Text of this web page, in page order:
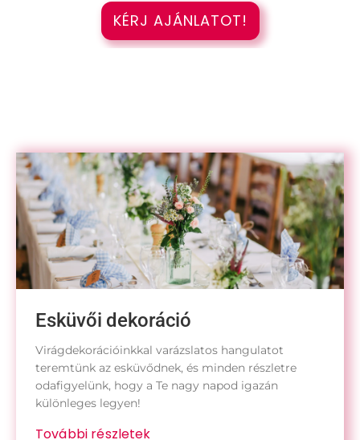
KÉRJ AJÁNLATOT!
Esküvői dekoráció
Virágdekorációinkkal varázslatos hangulatot
teremtünk az esküvődnek, és minden részletre
odafigyelünk, hogy a Te nagy napod igazán
különleges legyen!
További részletek